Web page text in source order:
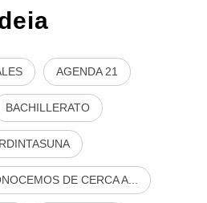
AGENDA 21
BACHILLERATO
DE CERCA A...